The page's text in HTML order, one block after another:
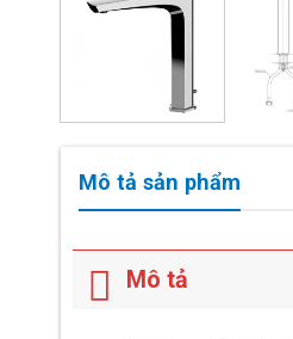
Mô tả sản phẩm
Mô tả